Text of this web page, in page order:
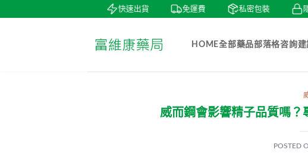
快速出貨 免運費 私密包裝 隱
HOME全部藥品部落格咨詢建
威而鋼會影響精子品質嗎？
POSTED